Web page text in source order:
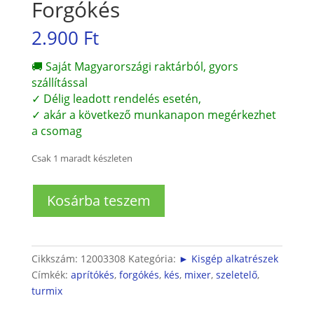
Forgókés
2.900 Ft
🚚 Saját Magyarországi raktárból, gyors
szállítással
✓ Délig leadott rendelés esetén,
✓ akár a következő munkanapon megérkezhet
a csomag
Csak 1 maradt készleten
mennyiség
Kosárba teszem
Cikkszám: 12003308 Kategória: ► Kisgép alkatrészek
Címkék: aprítókés, forgókés, kés, mixer, szeletelő,
turmix